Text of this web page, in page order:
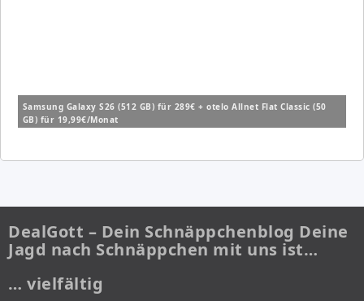
Samsung Galaxy S26 (512 GB) für 289€ + otelo Allnet Flat Classic (50
GB) für 19,99€/Monat
DealGott – Dein Schnäppchenblog Deine
Jagd nach Schnäppchen mit uns ist…
… vielfältig